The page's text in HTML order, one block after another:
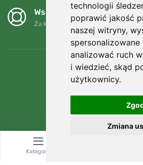
technologii
poprawić jakość
naszej witryny,
analizować ruch
i wiedzieć, skąd
użytkownicy.
Zmiana
Wspieramy Trees.org
Za każde zamówienie sadzimy
Kategoria